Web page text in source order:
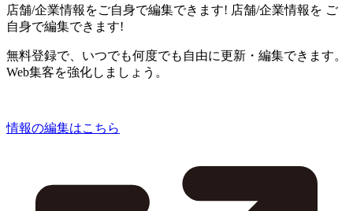
店舗/企業情報をご自身で編集できます! 店舗/企業情報を ご
自身で編集できます!
無料登録で、いつでも何度でも自由に更新・編集できます。
Web集客を強化しましょう。
情報の編集はこちら